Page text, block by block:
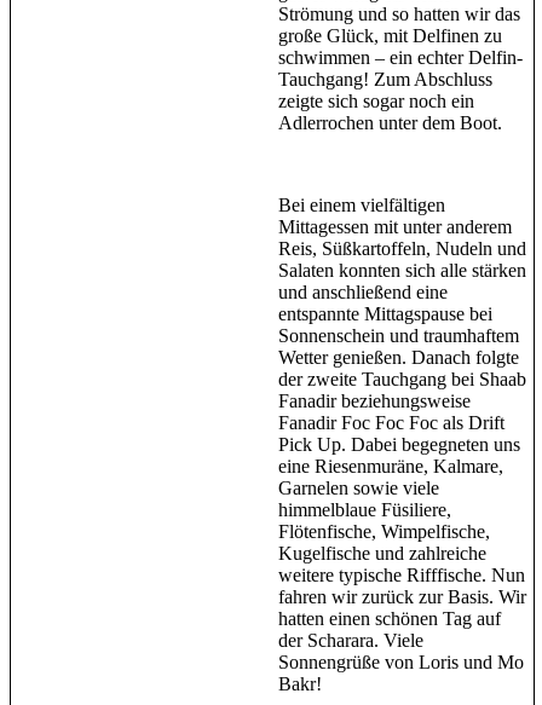
Strömung und so hatten wir das
große Glück, mit Delfinen zu
schwimmen – ein echter Delfin-
Tauchgang! Zum Abschluss
zeigte sich sogar noch ein
Adlerrochen unter dem Boot.
Bei einem vielfältigen
Mittagessen mit unter anderem
Reis, Süßkartoffeln, Nudeln und
Salaten konnten sich alle stärken
und anschließend eine
entspannte Mittagspause bei
Sonnenschein und traumhaftem
Wetter genießen. Danach folgte
der zweite Tauchgang bei Shaab
Fanadir beziehungsweise
Fanadir Foc Foc Foc als Drift
Pick Up. Dabei begegneten uns
eine Riesenmuräne, Kalmare,
Garnelen sowie viele
himmelblaue Füsiliere,
Flötenfische, Wimpelfische,
Kugelfische und zahlreiche
weitere typische Rifffische. Nun
fahren wir zurück zur Basis. Wir
hatten einen schönen Tag auf
der Scharara. Viele
Sonnengrüße von Loris und Mo
Bakr!